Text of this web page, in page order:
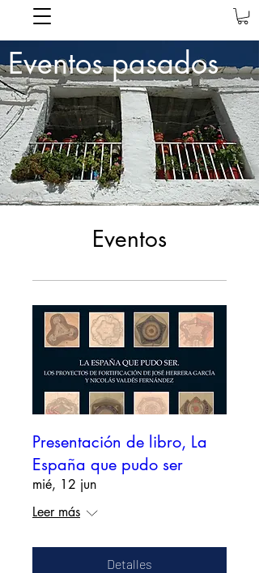
Eventos pasados
Eventos
Presentación de libro, La
España que pudo ser
mié, 12 jun
Leer más
Detalles